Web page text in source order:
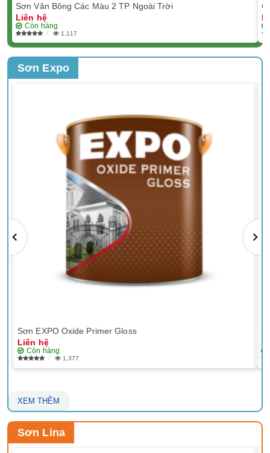
Sơn Vân Bông Các Màu 2 TP Ngoài Trời
Liên hệ
Còn hàng
1,117
Sơn Expo
Sơn EXPO Oxide Primer Gloss
Liên hệ
Còn hàng
1,377
XEM THÊM
Sơn Lina